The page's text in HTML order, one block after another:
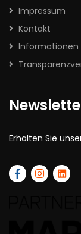
Impressum
Kontakt
Informationen
Erhalten Sie